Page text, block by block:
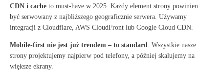
CDN i cache to must-have w 2025. Każdy element strony powinien
być serwowany z najbliższego geograficznie serwera. Używamy
integracji z Cloudflare, AWS CloudFront lub Google Cloud CDN.
Mobile-first nie jest już trendem – to standard. Wszystkie nasze
strony projektujemy najpierw pod telefony, a później skalujemy na
większe ekrany.